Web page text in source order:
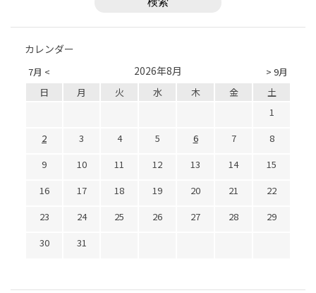
カレンダー
7月 < > 9月
2026年8月
日 月 火 水 木 金
土
1
2
3 4 5 6 7
8
9
10 11 12 13 14
15
16
17 18 19 20 21
22
23
24 25 26 27 28
29
30
31